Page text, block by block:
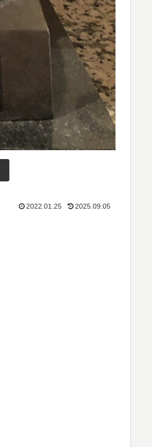
2022.01.25 2025.09.05